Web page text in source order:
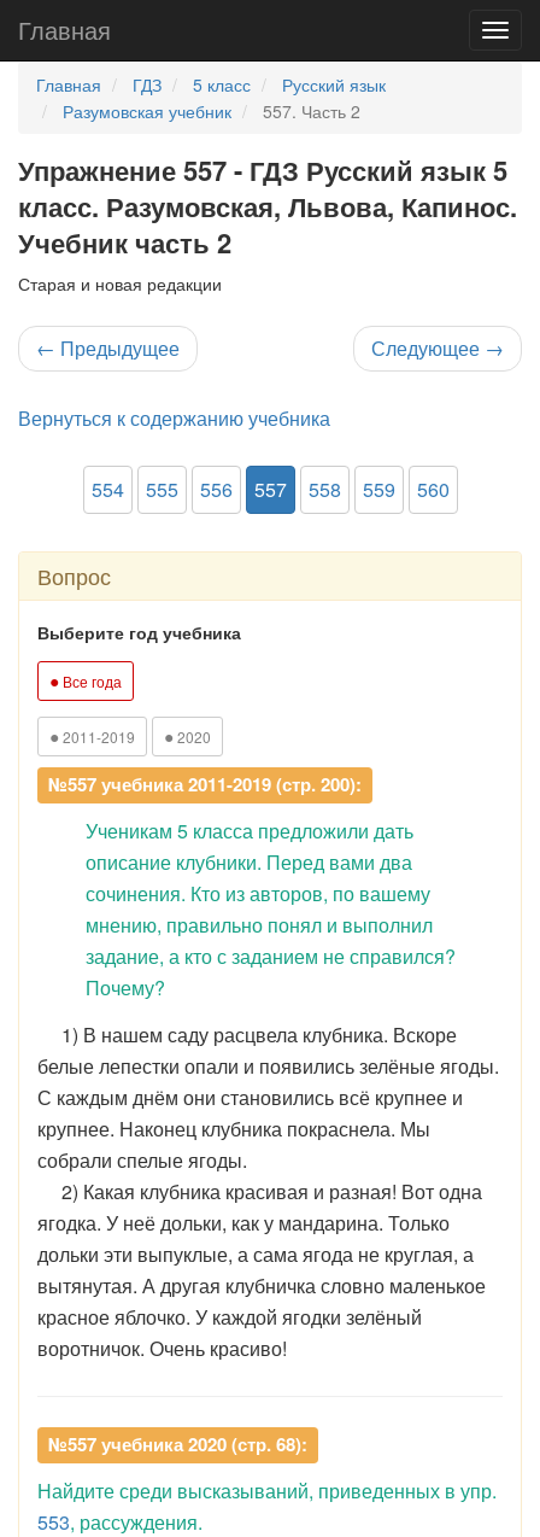
Главная
Главная ГДЗ 5 класс
Русский язык
Разумовская учебник
557. Часть 2
Упражнение 557 - ГДЗ Русский язык 5
класс. Разумовская, Львова, Капинос.
Учебник часть 2
Старая и новая редакции
← Предыдущее Следующее →
Вернуться к содержанию учебника
554 555 556 557 558 559 560
Вопрос
Выберите год учебника
● Все года
● 2011-2019 ● 2020
№557 учебника 2011-2019 (стр. 200):
Ученикам 5 класса предложили дать
описание клубники. Перед вами два
сочинения. Кто из авторов, по вашему
мнению, правильно понял и выполнил
задание, а кто с заданием не справился?
Почему?
1) В нашем саду расцвела клубника. Вскоре
белые лепестки опали и появились зелёные ягоды.
С каждым днём они становились всё крупнее и
крупнее. Наконец клубника покраснела. Мы
собрали спелые ягоды.
2) Какая клубника красивая и разная! Вот одна
ягодка. У неё дольки, как у мандарина. Только
дольки эти выпуклые, а сама ягода не круглая, а
вытянутая. А другая клубничка словно маленькое
красное яблочко. У каждой ягодки зелёный
воротничок. Очень красиво!
№557 учебника 2020 (стр. 68):
Найдите среди высказываний, приведенных в упр.
553, рассуждения.